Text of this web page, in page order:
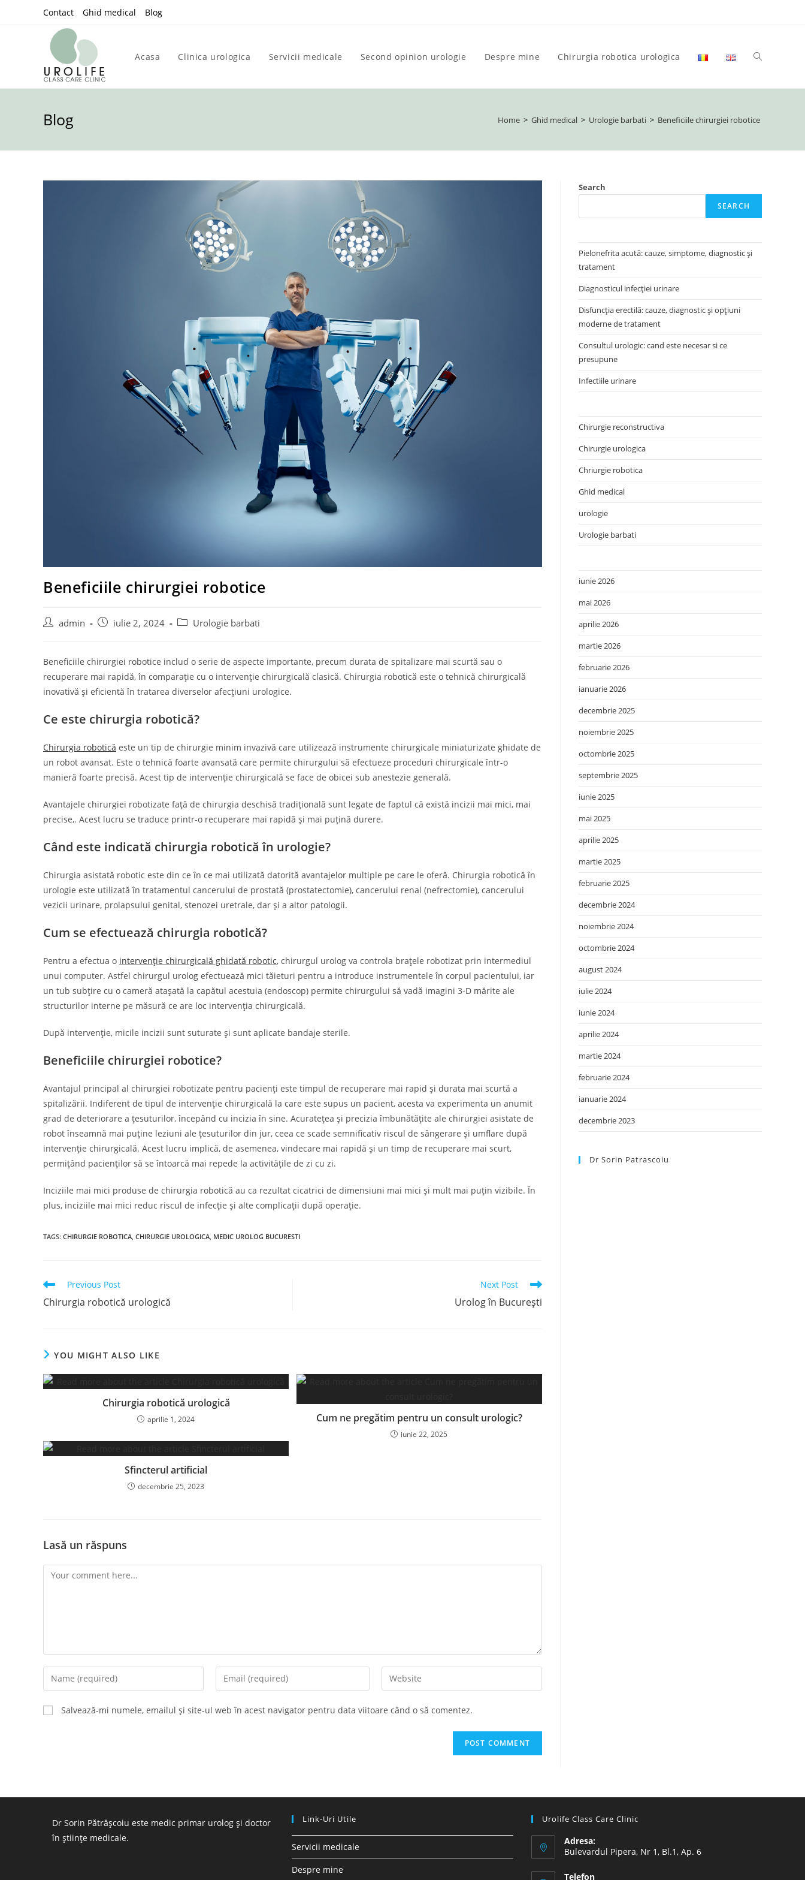
Contact Ghid medical Blog
Acasa Clinica urologica Servicii medicale Second opinion urologie Despre mine Chirurgia robotica urologica Toggle
website
Blog Home > Ghid medical > Urologie barbati > Beneficiile chirurgiei robotice
Beneficiile chirurgiei robotice
Postadmin
Post iulie 2, 2024
Post Urologie barbati
Beneficiile chirurgiei robotice includ o serie de aspecte importante, precum durata de spitalizare mai scurtă sau o
recuperare mai rapidă, în comparație cu o intervenție chirurgicală clasică. Chirurgia robotică este o tehnică chirurgicală
inovativă și eficientă în tratarea diverselor afecțiuni urologice.
Ce este chirurgia robotică?
Chirurgia robotică este un tip de chirurgie minim invazivă care utilizează instrumente chirurgicale miniaturizate ghidate de
un robot avansat. Este o tehnică foarte avansată care permite chirurgului să efectueze proceduri chirurgicale într-o
manieră foarte precisă. Acest tip de intervenție chirurgicală se face de obicei sub anestezie generală.
Avantajele chirurgiei robotizate față de chirurgia deschisă tradițională sunt legate de faptul că există incizii mai mici, mai
precise,. Acest lucru se traduce printr-o recuperare mai rapidă și mai puțină durere.
Când este indicată chirurgia robotică în urologie?
Chirurgia asistată robotic este din ce în ce mai utilizată datorită avantajelor multiple pe care le oferă. Chirurgia robotică în
urologie este utilizată în tratamentul cancerului de prostată (prostatectomie), cancerului renal (nefrectomie), cancerului
vezicii urinare, prolapsului genital, stenozei uretrale, dar și a altor patologii.
Cum se efectuează chirurgia robotică?
Pentru a efectua o intervenție chirurgicală ghidată robotic, chirurgul urolog va controla brațele robotizat prin intermediul
unui computer. Astfel chirurgul urolog efectuează mici tăieturi pentru a introduce instrumentele în corpul pacientului, iar
un tub subțire cu o cameră atașată la capătul acestuia (endoscop) permite chirurgului să vadă imagini 3-D mărite ale
structurilor interne pe măsură ce are loc intervenția chirurgicală.
După intervenție, micile incizii sunt suturate și sunt aplicate bandaje sterile.
Beneficiile chirurgiei robotice?
Avantajul principal al chirurgiei robotizate pentru pacienți este timpul de recuperare mai rapid și durata mai scurtă a
spitalizării. Indiferent de tipul de intervenție chirurgicală la care este supus un pacient, acesta va experimenta un anumit
grad de deteriorare a țesuturilor, începând cu incizia în sine. Acuratețea și precizia îmbunătățite ale chirurgiei asistate de
robot înseamnă mai puține leziuni ale țesuturilor din jur, ceea ce scade semnificativ riscul de sângerare și umflare după
intervenție chirurgicală. Acest lucru implică, de asemenea, vindecare mai rapidă și un timp de recuperare mai scurt,
permițând pacienților să se întoarcă mai repede la activitățile de zi cu zi.
Inciziile mai mici produse de chirurgia robotică au ca rezultat cicatrici de dimensiuni mai mici și mult mai puțin vizibile. În
plus, inciziile mai mici reduc riscul de infecție și alte complicații după operație.
TAGS: CHIRURGIE ROBOTICA CHIRURGIE UROLOGICA MEDIC UROLOG BUCURESTI
Read
more
articles
Previous Post
Chirurgia robotică urologică
Next Post
Urolog în București
YOU MIGHT ALSO LIKE
Chirurgia robotică urologică
aprilie 1, 2024 Cum ne pregătim pentru un consult urologic?
iunie 22, 2025
Sfincterul artificial
decembrie 25, 2023
Lasă un răspuns
Comment
Enter
your
name
or
Enter
your
Enter
your
Salvează-mi numele, emailul și site-ul web în acest navigator pentru data viitoare când o să comentez.
Search
SEARCH
Pielonefrita acută: cauze, simptome, diagnostic și
tratament
Diagnosticul infecției urinare
Disfuncția erectilă: cauze, diagnostic și opțiuni
moderne de tratament
Consultul urologic: cand este necesar si ce
presupune
Infectiile urinare
Chirurgie reconstructiva
Chirurgie urologica
Chriurgie robotica
Ghid medical
urologie
Urologie barbati
iunie 2026
mai 2026
aprilie 2026
martie 2026
februarie 2026
ianuarie 2026
decembrie 2025
noiembrie 2025
octombrie 2025
septembrie 2025
iunie 2025
mai 2025
aprilie 2025
martie 2025
februarie 2025
decembrie 2024
noiembrie 2024
octombrie 2024
august 2024
iulie 2024
iunie 2024
aprilie 2024
martie 2024
februarie 2024
ianuarie 2024
decembrie 2023
Dr Sorin Patrascoiu
Dr Sorin Pătrășcoiu este medic primar urolog și doctor
în științe medicale.
Link-Uri Utile
Servicii medicale
Despre mine
Urolife Class Care Clinic
Adresa:
Bulevardul Pipera, Nr 1, Bl.1, Ap. 6
Telefon